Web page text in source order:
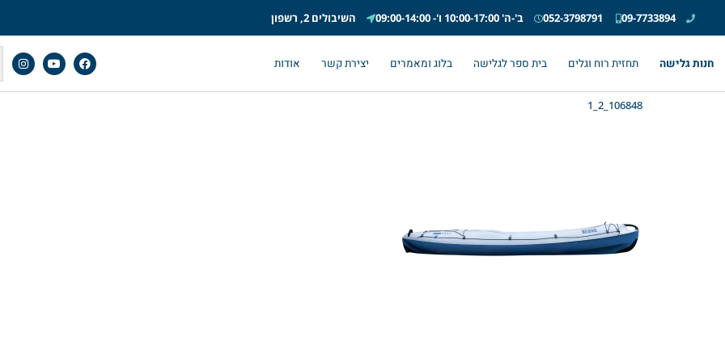
09-7733894
052-3798791 ב'-ה' 10:00-17:00 ו'- 09:00-14:00 השיבולים 2, רשפון
חנות גלישה תחזית רוח וגלים בית ספר לגלישה בלוג ומאמרים יצירת קשר אודות
106848_2_1